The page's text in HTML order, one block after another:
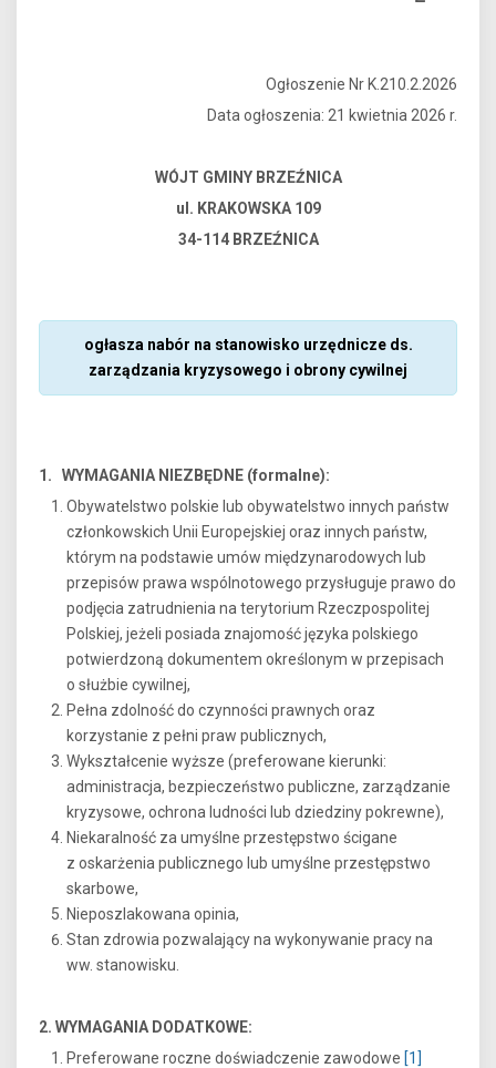
Ogłoszenie Nr K.210.2.2026
Data ogłoszenia: 21 kwietnia 2026 r.
WÓJT GMINY BRZEŹNICA
ul. KRAKOWSKA 109
34-114 BRZEŹNICA
ogłasza nabór na stanowisko urzędnicze ds.
zarządzania kryzysowego i obrony cywilnej
1. WYMAGANIA NIEZBĘDNE (formalne):
Obywatelstwo polskie lub obywatelstwo innych państw
członkowskich Unii Europejskiej oraz innych państw,
którym na podstawie umów międzynarodowych lub
przepisów prawa wspólnotowego przysługuje prawo do
podjęcia zatrudnienia na terytorium Rzeczpospolitej
Polskiej, jeżeli posiada znajomość języka polskiego
potwierdzoną dokumentem określonym w przepisach
o służbie cywilnej,
Pełna zdolność do czynności prawnych oraz
korzystanie z pełni praw publicznych,
Wykształcenie wyższe (preferowane kierunki:
administracja, bezpieczeństwo publiczne, zarządzanie
kryzysowe, ochrona ludności lub dziedziny pokrewne),
Niekaralność za umyślne przestępstwo ścigane
z oskarżenia publicznego lub umyślne przestępstwo
skarbowe,
Nieposzlakowana opinia,
Stan zdrowia pozwalający na wykonywanie pracy na
ww. stanowisku.
2. WYMAGANIA DODATKOWE:
Preferowane roczne doświadczenie zawodowe [1]